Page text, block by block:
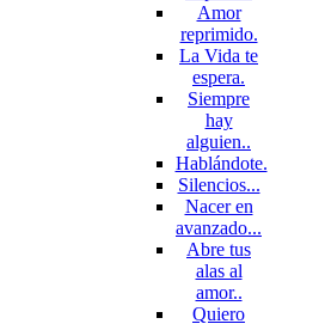
Amor
reprimido.
La Vida te
espera.
Siempre
hay
alguien..
Hablándote.
Silencios...
Nacer en
avanzado...
Abre tus
alas al
amor..
Quiero